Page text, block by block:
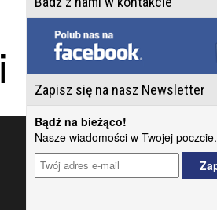
Zapisz się na nasz Newsletter
Bądź na bieżąco!
Nasze wiadomości w Twojej poczcie.